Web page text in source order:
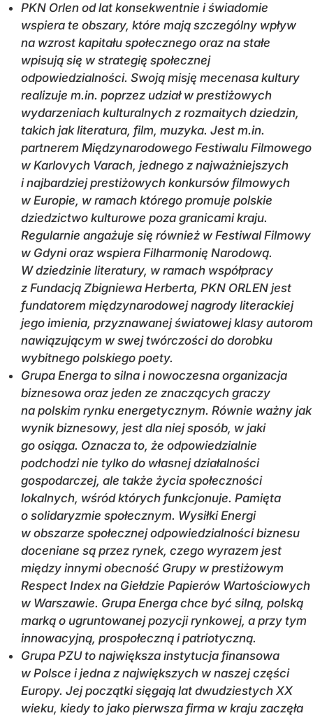
PKN Orlen od lat konsekwentnie i świadomie
wspiera te obszary, które mają szczególny wpływ
na wzrost kapitału społecznego oraz na stałe
wpisują się w strategię społecznej
odpowiedzialności. Swoją misję mecenasa kultury
realizuje m.in. poprzez udział w prestiżowych
wydarzeniach kulturalnych z rozmaitych dziedzin,
takich jak literatura, film, muzyka. Jest m.in.
partnerem Międzynarodowego Festiwalu Filmowego
w Karlovych Varach, jednego z najważniejszych
i najbardziej prestiżowych konkursów filmowych
w Europie, w ramach którego promuje polskie
dziedzictwo kulturowe poza granicami kraju.
Regularnie angażuje się również w Festiwal Filmowy
w Gdyni oraz wspiera Filharmonię Narodową.
W dziedzinie literatury, w ramach współpracy
z Fundacją Zbigniewa Herberta, PKN ORLEN jest
fundatorem międzynarodowej nagrody literackiej
jego imienia, przyznawanej światowej klasy autorom
nawiązującym w swej twórczości do dorobku
wybitnego polskiego poety.
Grupa Energa to silna i nowoczesna organizacja
biznesowa oraz jeden ze znaczących graczy
na polskim rynku energetycznym. Równie ważny jak
wynik biznesowy, jest dla niej sposób, w jaki
go osiąga. Oznacza to, że odpowiedzialnie
podchodzi nie tylko do własnej działalności
gospodarczej, ale także życia społeczności
lokalnych, wśród których funkcjonuje. Pamięta
o solidaryzmie społecznym. Wysiłki Energi
w obszarze społecznej odpowiedzialności biznesu
doceniane są przez rynek, czego wyrazem jest
między innymi obecność Grupy w prestiżowym
Respect Index na Giełdzie Papierów Wartościowych
w Warszawie. Grupa Energa chce być silną, polską
marką o ugruntowanej pozycji rynkowej, a przy tym
innowacyjną, prospołeczną i patriotyczną.
Grupa PZU to największa instytucja finansowa
w Polsce i jedna z największych w naszej części
Europy. Jej początki sięgają lat dwudziestych XX
wieku, kiedy to jako pierwsza firma w kraju zaczęła